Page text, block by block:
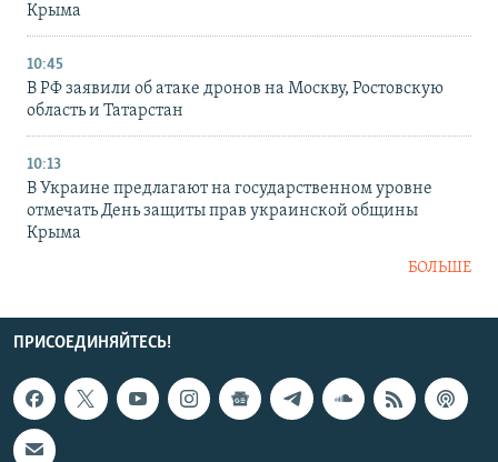
Крыма
10:45
В РФ заявили об атаке дронов на Москву, Ростовскую
область и Татарстан
10:13
В Украине предлагают на государственном уровне
отмечать День защиты прав украинской общины
Крыма
БОЛЬШЕ
ПРИСОЕДИНЯЙТЕСЬ!